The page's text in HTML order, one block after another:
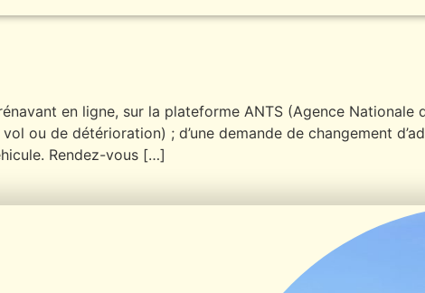
en ligne, sur la plateforme ANTS (Agence Nationale
ou de détérioration) ; d’une demande de changement
Rendez-vous […]